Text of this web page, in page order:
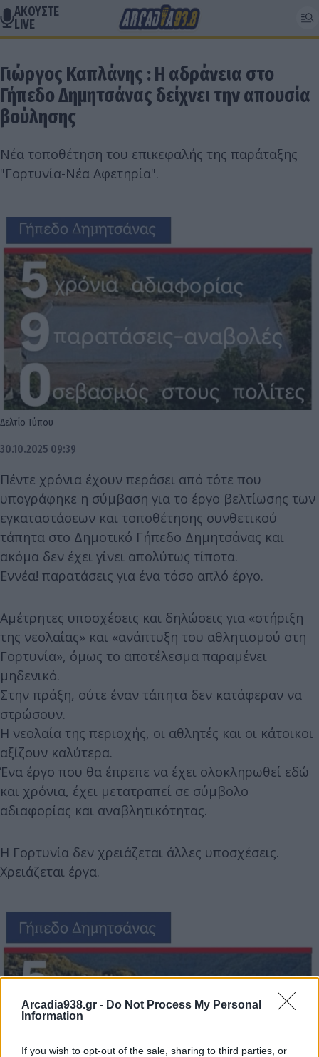
Arcadia938.gr - Do Not Process My Personal
Information
If you wish to opt-out of the sale, sharing to third parties, or
ΑΚΟΥΣΤΕ
LIVE
Γιώργος Καπλάνης : Η αδράνεια στο
Γήπεδο Δημητσάνας δείχνει την απουσία
βούλησης
Νέα τοποθέτηση του επικεφαλής της παράταξης
"Γορτυνία-Νέα Αφετηρία".
Δελτίο Τύπου
30.10.2025 09:39
Πέντε χρόνια έχουν περάσει από τότε που
υπογράφηκε η σύμβαση για το έργο βελτίωσης των
εγκαταστάσεων και τοποθέτησης συνθετικού
τάπητα στο Δημοτικό Γήπεδο Δημητσάνας και
ακόμα δεν έχει γίνει απολύτως τίποτα.
Εννέα! παρατάσεις για ένα τόσο απλό έργο.
Αμέτρητες υποσχέσεις και δηλώσεις για «στήριξη
της νεολαίας» και «ανάπτυξη του αθλητισμού στη
Γορτυνία», όμως το αποτέλεσμα παραμένει
μηδενικό.
Στην πράξη, ούτε έναν τάπητα δεν κατάφεραν να
στρώσουν.
Η νεολαία της περιοχής, οι αθλητές και οι κάτοικοι
αξίζουν καλύτερα.
Ένα έργο που θα έπρεπε να έχει ολοκληρωθεί εδώ
και χρόνια, έχει μετατραπεί σε σύμβολο
αδιαφορίας και αναβλητικότητας.
Η Γορτυνία δεν χρειάζεται άλλες υποσχέσεις.
Χρειάζεται έργα.